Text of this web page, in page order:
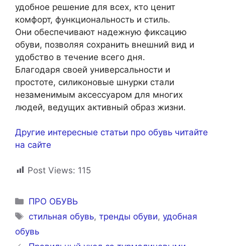
удобное решение для всех, кто ценит
комфорт, функциональность и стиль.
Они обеспечивают надежную фиксацию
обуви, позволяя сохранить внешний вид и
удобство в течение всего дня.
Благодаря своей универсальности и
простоте, силиконовые шнурки стали
незаменимым аксессуаром для многих
людей, ведущих активный образ жизни.
Другие интересные статьи про обувь читайте
на сайте
Post Views: 115
Рубрики
ПРО ОБУВЬ
Метки
стильная обувь,тренды обуви,удобная
обувь